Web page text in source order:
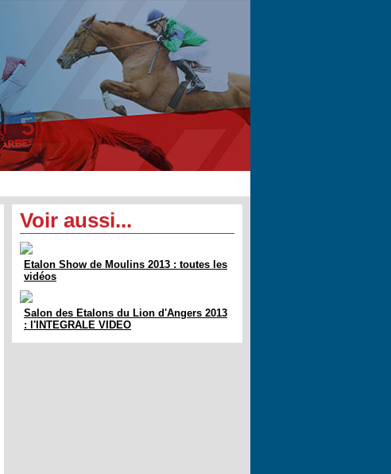
Voir aussi...
Etalon Show de Moulins 2013 : toutes les
vidéos
Salon des Etalons du Lion d'Angers 2013
: l'INTEGRALE VIDEO